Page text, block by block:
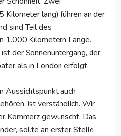
Kilometer lang) führen an der
sind Teil des
1.000 Kilometern Länge.
der Sonnenuntergang, der
als in London erfolgt.
Aussichtspunkt auch
ist verständlich. Wir
Kommerz gewünscht. Das
sollte an erster Stelle